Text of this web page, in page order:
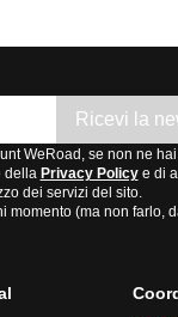
Ricevi la
WeRoad, se non ne
della Privacy Policye di
dei servizi del sito.
momento (ma non farlo,